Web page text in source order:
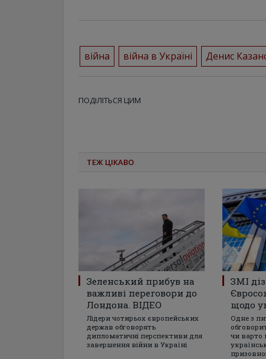
війна війна в Україні Денис
ПОДІЛІТЬСЯ ЦИМ
ТЕЖ ЦІКАВО
Зеленський прибув на
важливі переговори до
Лондона. ВІДЕО
Лідери чотирьох європейських
держав обговорять
дипломатичні перспективи для
завершення війни в Україні
ЗМІ
щодо
Одне з
чи варто